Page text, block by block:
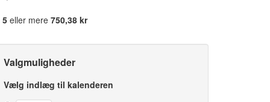
5 eller mere 750,38 kr
Valgmuligheder
Vælg indlæg til kalenderen